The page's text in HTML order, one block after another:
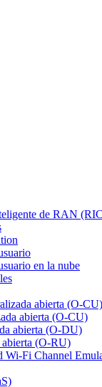
de RAN
en la nube
abierta (O-CU)
abierta (O-CU)
abierta (O-DU)
abierta (O-RU)
Wi-Fi Channel